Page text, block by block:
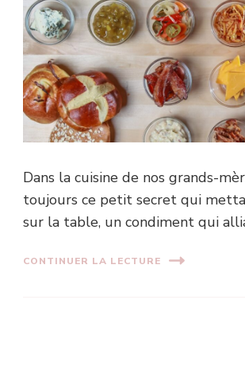
Dans la cuisine de nos grands-
toujours ce petit secret qui
sur la table, un condiment qui
CONTINUER LA LECTURE